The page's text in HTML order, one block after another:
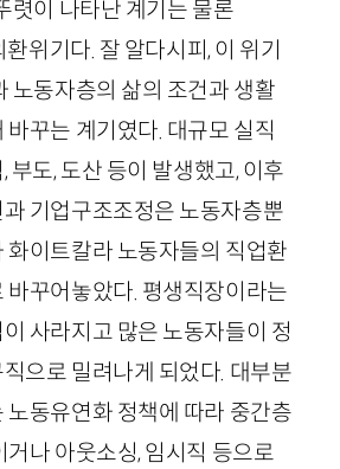
렷이 나타난 계기는 물론
환위기다. 잘 알다시피, 이 위기
노동자층의 삶의 조건과 생활
꾸는 계기였다. 대규모 실직
부도, 도산 등이 발생했고, 이후
기업구조조정은 노동자층뿐
화이트칼라 노동자들의 직업환
바꾸어놓았다. 평생직장이라는
사라지고 많은 노동자들이 정
으로 밀려나게 되었다. 대부분
노동유연화 정책에 따라 중간층
거나 아웃소싱, 임시직 등으로